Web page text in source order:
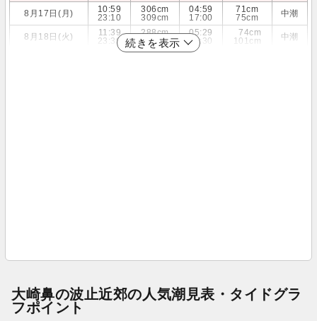
8月17日(月)
10:59
23:10
306cm
309cm
04:59
17:00
71cm
75cm
中潮
8月18日(火)
11:39
23:39
288cm
295cm
05:29
17:30
74cm
101cm
中潮
続きを表示
大崎鼻の波止近郊の人気潮見表・タイドグラ
フポイント